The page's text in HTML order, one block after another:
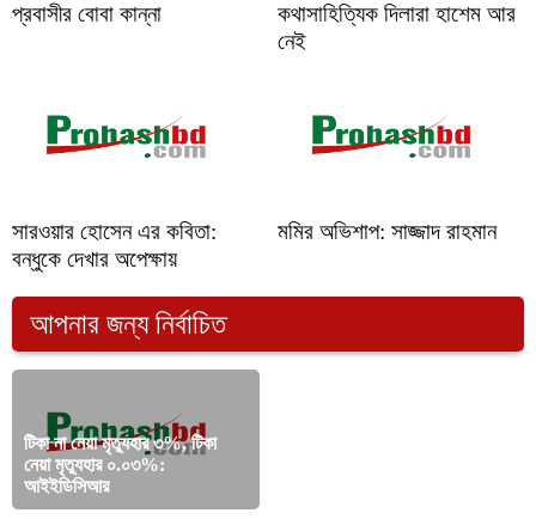
প্রবাসীর বোবা কান্না
কথাসাহিত্যিক দিলারা হাশেম আর
নেই
সারওয়ার হোসেন এর কবিতা:
বন্ধুকে দেখার অপেক্ষায়
মমির অভিশাপ: সাজ্জাদ রাহমান
আপনার জন্য নির্বাচিত
টিকা না নেয়া মৃত্যুহার ৩%, টিকা
নেয়া মৃত্যুহার ০.০৩%:
আইইডিসিআর